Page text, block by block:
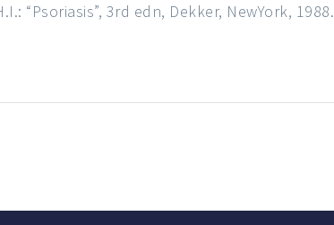
“Psoriasis”, 3rd edn, Dekker, NewYork, 1988.